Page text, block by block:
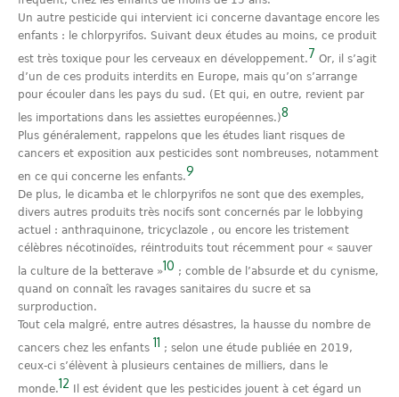
Un autre pesticide qui intervient ici concerne davantage encore les
enfants : le chlorpyrifos. Suivant deux études au moins, ce produit
est très toxique pour les cerveaux en développement.7 Or, il s’agit
d’un de ces produits interdits en Europe, mais qu’on s’arrange
pour écouler dans les pays du sud. (Et qui, en outre, revient par
les importations dans les assiettes européennes.)8
Plus généralement, rappelons que les études liant risques de
cancers et exposition aux pesticides sont nombreuses, notamment
en ce qui concerne les enfants.9
De plus, le dicamba et le chlorpyrifos ne sont que des exemples,
divers autres produits très nocifs sont concernés par le lobbying
actuel : anthraquinone, tricyclazole , ou encore les tristement
célèbres nécotinoïdes, réintroduits tout récemment pour « sauver
la culture de la betterave »10 ; comble de l’absurde et du cynisme,
quand on connaît les ravages sanitaires du sucre et sa
surproduction.
Tout cela malgré, entre autres désastres, la hausse du nombre de
cancers chez les enfants 11 ; selon une étude publiée en 2019,
ceux-ci s’élèvent à plusieurs centaines de milliers, dans le
monde.12 Il est évident que les pesticides jouent à cet égard un